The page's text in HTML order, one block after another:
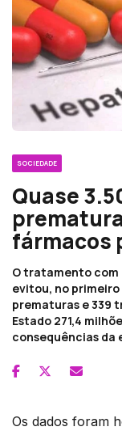
SOCIEDADE
Quase
fármacos
O tratamento com
evitou, no
prematuras e 339
Estado 271,4
consequências da
Os dados foram